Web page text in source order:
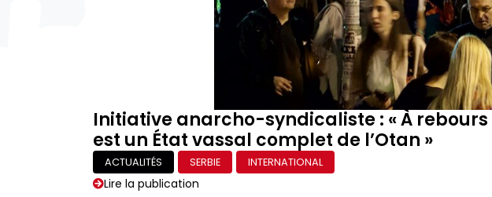
Initiative anarcho-syndicaliste : « À
est un État vassal complet de l’Otan »
ACTUALITÉS SERBIE INTERNATIONAL
Lire la publication